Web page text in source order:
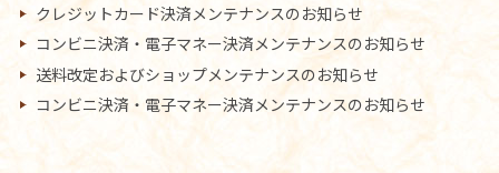
クレジットカード決済メンテナンスのお知らせ
コンビニ決済・電子マネー決済メンテナンスのお知らせ
送料改定およびショップメンテナンスのお知らせ
コンビニ決済・電子マネー決済メンテナンスのお知らせ